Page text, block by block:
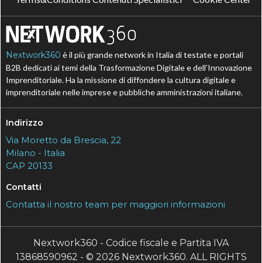
Nextwork360 è il più grande network in Italia di testate e portali
B2B dedicati ai temi della Trasformazione Digitale e dell’Innovazione
Imprenditoriale. Ha la missione di diffondere la cultura digitale e
imprenditoriale nelle imprese e pubbliche amministrazioni italiane.
Indirizzo
Via Moretto da Brescia, 22
Milano - Italia
CAP 20133
Contatti
Contatta il nostro team per maggiori informazioni
Nextwork360 - Codice fiscale e Partita IVA
13868590962 - © 2026 Nextwork360. ALL RIGHTS